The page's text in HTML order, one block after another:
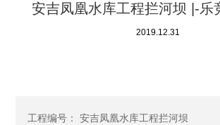
安吉凤凰水库工程拦河坝 |-乐
2019.12.31
工程编号： 安吉凤凰水库工程拦河坝